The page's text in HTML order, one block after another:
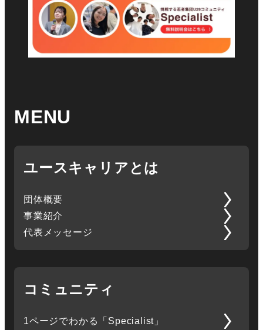
MENU
ユースキャリアとは
団体概要
事業紹介
代表メッセージ
コミュニティ
1ページでわかる「Specialist」